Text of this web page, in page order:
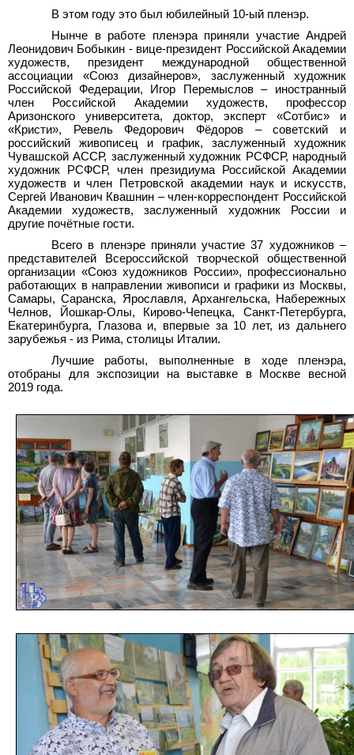
В этом году это был юбилейный 10-ый пленэр.
Нынче в работе пленэра приняли участие Андрей
Леонидович Бобыкин - вице-президент Российской Академии
художеств, президент международной общественной
ассоциации «Союз дизайнеров», заслуженный художник
Российской Федерации, Игор Перемыслов – иностранный
член Российской Академии художеств, профессор
Аризонского университета, доктор, эксперт «Сотбис» и
«Кристи», Ревель Федорович Фёдоров – советский и
российский живописец и график, заслуженный художник
Чувашской АССР, заслуженный художник РСФСР, народный
художник РСФСР, член президиума Российской Академии
художеств и член Петровской академии наук и искусств,
Сергей Иванович Квашнин – член-корреспондент Российской
Академии художеств, заслуженный художник России и
другие почётные гости.
Всего в пленэре приняли участие 37 художников –
представителей Всероссийской творческой общественной
организации «Союз художников России», профессионально
работающих в направлении живописи и графики из Москвы,
Самары, Саранска, Ярославля, Архангельска, Набережных
Челнов, Йошкар-Олы, Кирово-Чепецка, Санкт-Петербурга,
Екатеринбурга, Глазова и, впервые за 10 лет, из дальнего
зарубежья - из Рима, столицы Италии.
Лучшие работы, выполненные в ходе пленэра,
отобраны для экспозиции на выставке в Москве весной
2019 года.